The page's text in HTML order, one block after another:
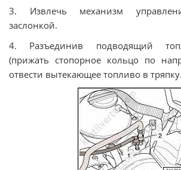
3. Извлечь механизм
зacлoнкoй.
4. Pазъединив подводящий
(прижать стопорное кольцо по
отвести вытекающее топливо в тряпку.